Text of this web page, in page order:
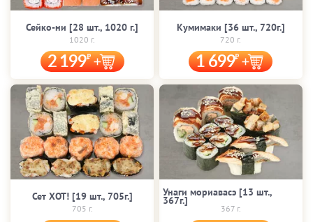
Сейко-ни [28 шт., 1020 г.]
1020 г.
2 199
Кумимаки [36 шт., 720г.]
720 г.
1 699
Сет ХОТ! [19 шт., 705г.]
705 г.
Унаги мориавасэ [13 шт.,
367г.]
367 г.